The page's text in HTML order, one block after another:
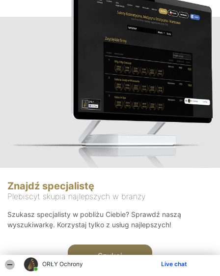
ORŁY Ochrony Live chat
Znajdź specjalistę
Plebiscyt skupia najlepszych w branży
Szukasz specjalisty w pobliżu Ciebie? Sprawdź naszą
wyszukiwarkę. Korzystaj tylko z usług najlepszych!
Szukaj